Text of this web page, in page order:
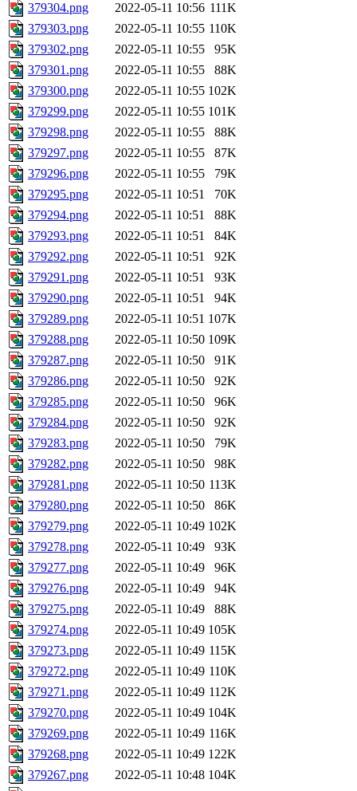
379304.png
2022-05-11 10:56 111K
379303.png
2022-05-11 10:55 110K
379302.png
2022-05-11 10:55
95K
379301.png
2022-05-11 10:55
88K
379300.png
2022-05-11 10:55 102K
379299.png
2022-05-11 10:55 101K
379298.png
2022-05-11 10:55
88K
379297.png
2022-05-11 10:55
87K
379296.png
2022-05-11 10:55
79K
379295.png
2022-05-11 10:51
70K
379294.png
2022-05-11 10:51
88K
379293.png
2022-05-11 10:51
84K
379292.png
2022-05-11 10:51
92K
379291.png
2022-05-11 10:51
93K
379290.png
2022-05-11 10:51
94K
379289.png
2022-05-11 10:51 107K
379288.png
2022-05-11 10:50 109K
379287.png
2022-05-11 10:50
91K
379286.png
2022-05-11 10:50
92K
379285.png
2022-05-11 10:50
96K
379284.png
2022-05-11 10:50
92K
379283.png
2022-05-11 10:50
79K
379282.png
2022-05-11 10:50
98K
379281.png
2022-05-11 10:50 113K
379280.png
2022-05-11 10:50
86K
379279.png
2022-05-11 10:49 102K
379278.png
2022-05-11 10:49
93K
379277.png
2022-05-11 10:49
96K
379276.png
2022-05-11 10:49
94K
379275.png
2022-05-11 10:49
88K
379274.png
2022-05-11 10:49 105K
379273.png
2022-05-11 10:49 115K
379272.png
2022-05-11 10:49 110K
379271.png
2022-05-11 10:49 112K
379270.png
2022-05-11 10:49 104K
379269.png
2022-05-11 10:49 116K
379268.png
2022-05-11 10:49 122K
379267.png
2022-05-11 10:48 104K